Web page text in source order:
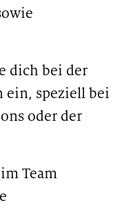
dich bei der
ein, speziell bei
oder der
Team